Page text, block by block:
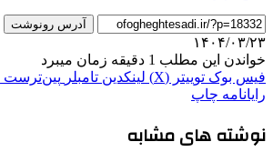
آدرس رونوشت
۱۴۰۴/۰۳/۲۳
خواندن این مطلب 1 دقیقه زمان میبرد
فیس بوک توییتر (X) لینکدین ‫تامبلر ‫پین‌ترست
رایانامه چاپ
نوشته های مشابه